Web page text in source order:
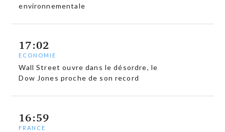
environnementale
17:02
ECONOMIE
Wall Street ouvre dans le désordre, le
Dow Jones proche de son record
16:59
FRANCE